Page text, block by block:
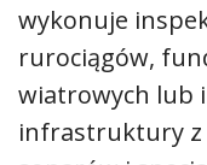
wykonuje
rurociągów,
wiatrowych lub
infrastruktury z